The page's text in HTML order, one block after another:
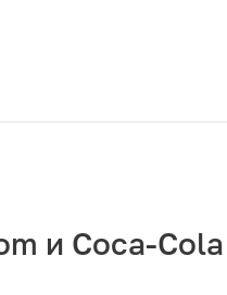
и Coca-Cola